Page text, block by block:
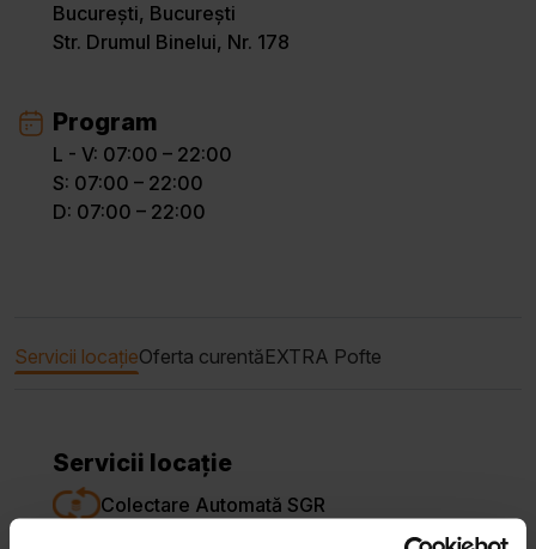
București, București
Str. Drumul Binelui, Nr. 178
Program
L - V: 07:00 – 22:00
S: 07:00 – 22:00
D: 07:00 – 22:00
Servicii locațieOferta curentăEXTRA Pofte
Servicii locație
Colectare Automată SGR